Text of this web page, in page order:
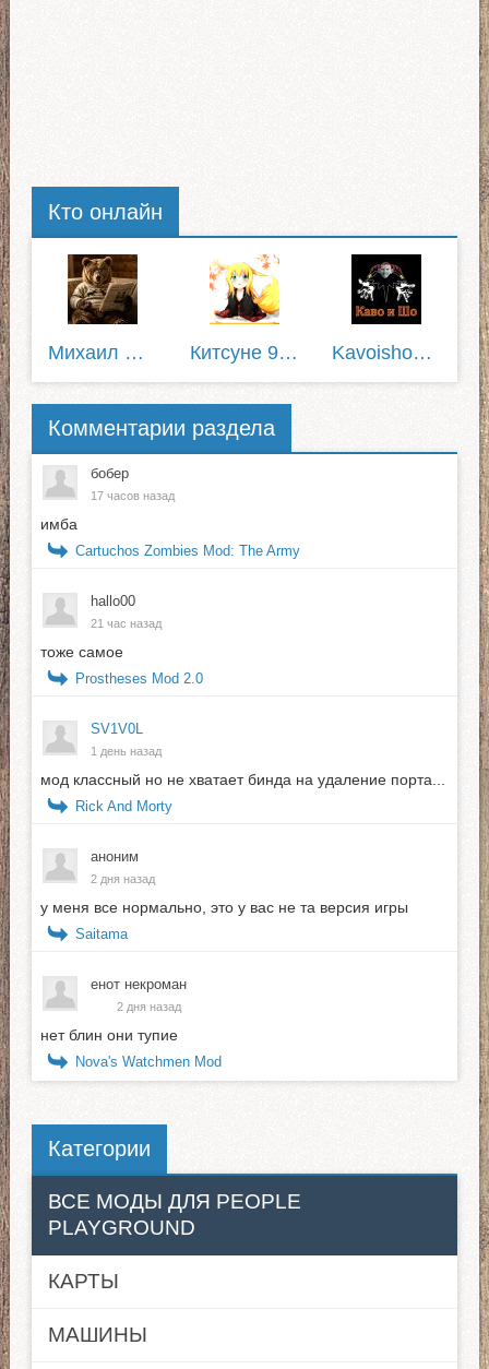
Кто онлайн
Михаил Пирожков Китсуне 975 Kavoisho1337
Комментарии раздела
бобер
17 часов назад
имба
Cartuchos Zombies Mod: The Army
hallo00
21 час назад
тоже самое
Prostheses Mod 2.0
SV1V0L
1 день назад
мод классный но не хватает бинда на удаление порта...
Rick And Morty
аноним
2 дня назад
у меня все нормально, это у вас не та версия игры
Saitama
енот некроман
2 дня назад
нет блин они тупие
Nova's Watchmen Mod
Категории
ВСЕ МОДЫ ДЛЯ PEOPLE
PLAYGROUND
КАРТЫ
МАШИНЫ